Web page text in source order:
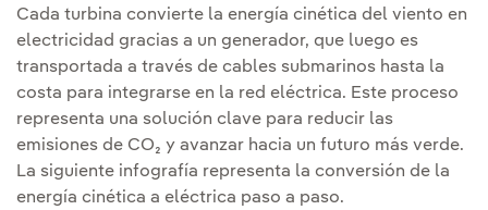
Cada turbina convierte la energía cinética del viento en
electricidad gracias a un generador, que luego es
transportada a través de cables submarinos hasta la
costa para integrarse en la red eléctrica. Este proceso
representa una solución clave para reducir las
emisiones de CO₂ y avanzar hacia un futuro más verde.
La siguiente infografía representa la conversión de la
energía cinética a eléctrica paso a paso.